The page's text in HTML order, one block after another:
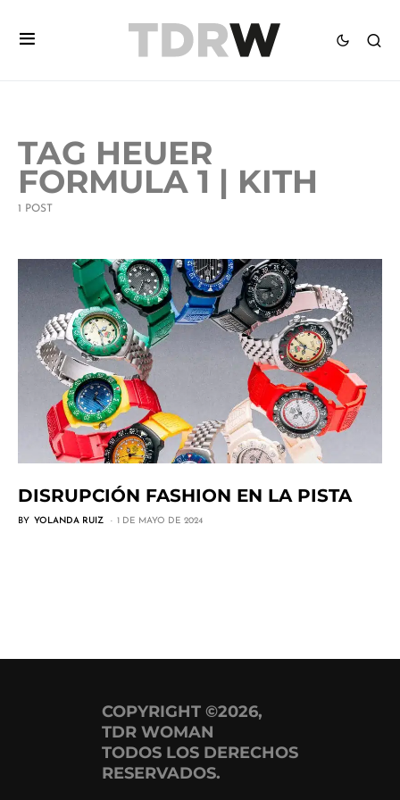
TAG HEUER
FORMULA 1 | KITH
1 POST
DISRUPCIÓN FASHION EN LA PISTA
BY YOLANDA RUIZ 1 DE MAYO DE 2024
COPYRIGHT ©2026,
TDR WOMAN
TODOS LOS DERECHOS
RESERVADOS.